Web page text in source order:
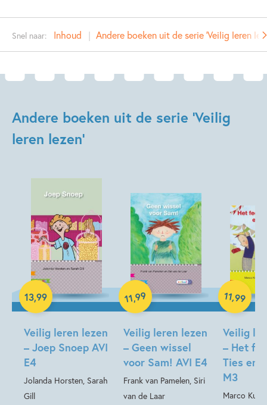
Illustrator:
Els Vermeltfoort
Uitgever:
Zwijsen
Kenmerken van dit boek
Beginnende lezer & AVI boeken
Snel naar: Inhoud Andere boeken uit de serie 'Veilig leren
Andere boeken uit de serie 'Veilig
leren lezen'
Veilig leren lezen
– Joep Snoep AVI
E4
Jolanda Horsten, Sarah
Gill
13,99
Hardcover
Veilig leren lezen
– Geen wissel
voor Sam! AVI E4
Frank van Pamelen, Siri
van de Laar
11,99
Hardcover
Veilig
– Het
Ties en
M3
Marco
11,99
Hardcover